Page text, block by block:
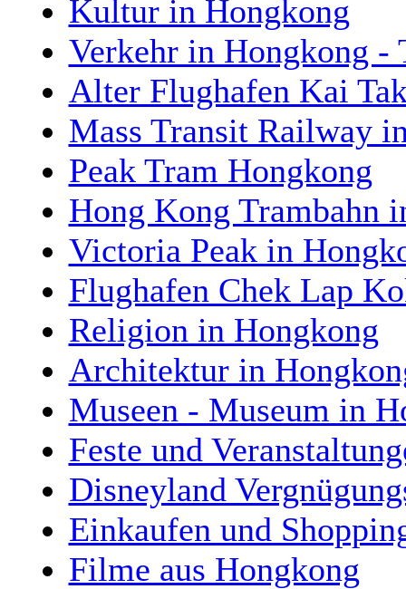
Kultur in Hongkong
Verkehr in Hongkong -
Alter Flughafen Kai
Mass Transit Railway
Peak Tram Hongkong
Hong Kong Trambahn
Victoria Peak in
Flughafen Chek Lap
Religion in Hongkong
Architektur in
Museen - Museum in
Feste und
Disneyland
Einkaufen und
Filme aus Hongkong